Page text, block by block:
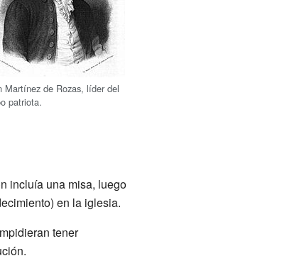
Martínez de Rozas, líder del
patriota.
incluía una misa, luego
en la iglesia.
tener